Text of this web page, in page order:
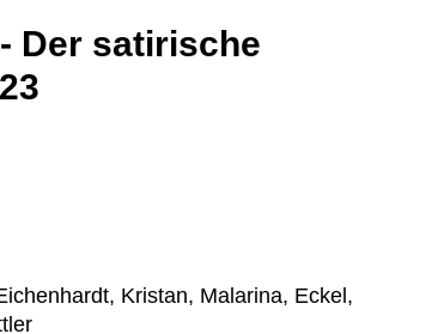
Der satirische
Kristan, Malarina, Eckel,